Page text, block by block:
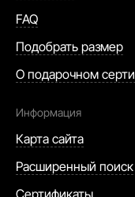
FAQ
Подобрать размер
О подарочном
Информация
Карта сайта
Расширенный поиск
Сертификаты